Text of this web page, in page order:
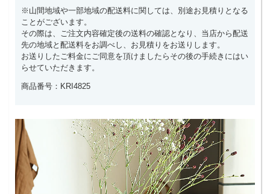
※山間地域や一部地域の配送料に関しては、別途お見積りとなる
ことがございます。
その際は、ご注文内容確定後の送料の確認となり、当店から配送
先の地域と配送料をお調べし、お見積りをお送りします。
お送りしたご料金にご同意を頂けましたらその後の手続きにはい
らせていただきます。
商品番号：KRI4825